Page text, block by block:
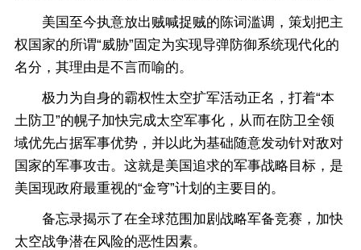
美国至今执意放出贼喊捉贼的陈词滥调，策划把主
权国家的所谓“威胁”固定为实现导弹防御系统现代化的
名分，其理由是不言而喻的。
极力为自身的霸权性太空扩军活动正名，打着“本
土防卫”的幌子加快完成太空军事化，从而在防卫全领
域优先占据军事优势，并以此为基础随意发动针对敌对
国家的军事攻击。这就是美国追求的军事战略目标，是
美国现政府最重视的“金穹”计划的主要目的。
备忘录揭示了在全球范围加剧战略军备竞赛，加快
太空战争潜在风险的恶性因素。